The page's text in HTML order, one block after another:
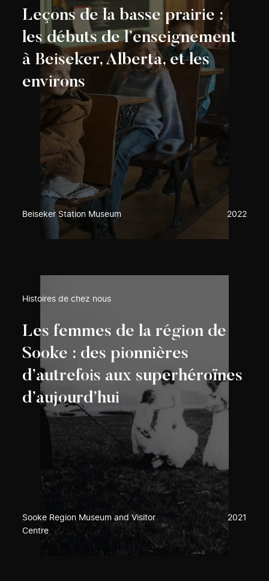
Leçons de la basse prairie :
les débuts de l’enseignement
à Beiseker, Alberta, et les
environs
Beiseker Station Museum 2022
Histoires de chez nous
Les femmes de la région de
Sooke : des pionnières
d’autrefois aux superhéroïnes
d’aujourd’hui
Sooke Region Museum and Visitor
Centre
2021